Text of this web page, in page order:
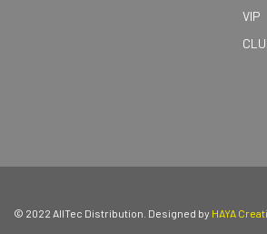
VIP
© 2022 AllTec Distribution. Designed by HAYA